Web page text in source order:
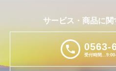
サービス・商品に
phone 0563-
受付時間